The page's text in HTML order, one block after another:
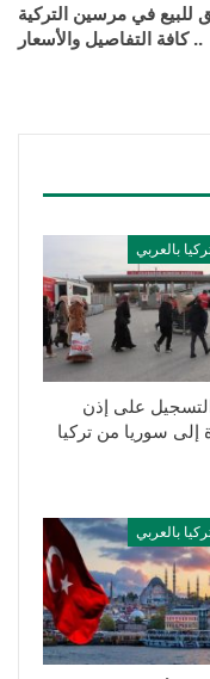
للبيع في مرسين التركية
.. كافة التفاصيل والأسعار
بالعربي
على إذن
إلى سوريا من تركيا
بالعربي